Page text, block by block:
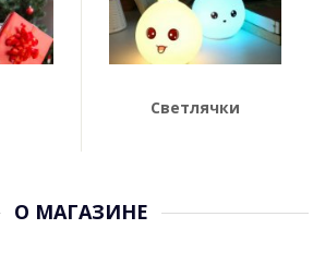
Светлячки
О МАГАЗИНЕ